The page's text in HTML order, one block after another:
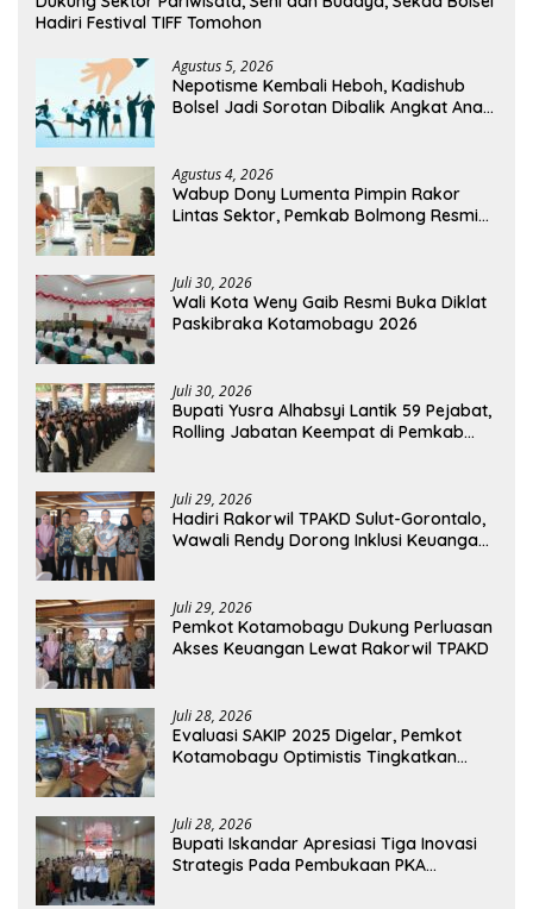
Hadiri Festival TIFF Tomohon
Agustus 5, 2026
Nepotisme Kembali Heboh, Kadishub
Bolsel Jadi Sorotan Dibalik Angkat Anak
Agustus 4, 2026
Wabup Dony Lumenta Pimpin Rakor
Lintas Sektor, Pemkab Bolmong Resmi
Juli 30, 2026
Wali Kota Weny Gaib Resmi Buka Diklat
Paskibraka Kotamobagu 2026
Juli 30, 2026
Bupati Yusra Alhabsyi Lantik 59 Pejabat,
Rolling Jabatan Keempat di Pemkab
Juli 29, 2026
Hadiri Rakorwil TPAKD Sulut-Gorontalo,
Wawali Rendy Dorong Inklusi Keuangan
Juli 29, 2026
Pemkot Kotamobagu Dukung Perluasan
Akses Keuangan Lewat Rakorwil TPAKD
Juli 28, 2026
Evaluasi SAKIP 2025 Digelar, Pemkot
Kotamobagu Optimistis Tingkatkan
Juli 28, 2026
Bupati Iskandar Apresiasi Tiga Inovasi
Strategis Pada Pembukaan PKA